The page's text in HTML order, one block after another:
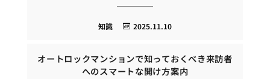
2025.11.10
知識
オートロックマンションで知っておくべき来訪者
へのスマートな開け方案内